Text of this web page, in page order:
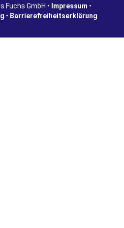
GmbH • Impressum •
• Barrierefreiheitserklärung